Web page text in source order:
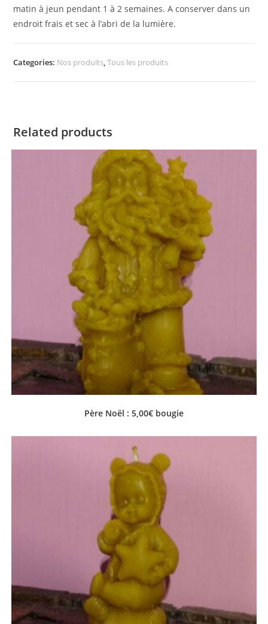
matin à jeun pendant 1 à 2 semaines. A conserver dans un
endroit frais et sec à l’abri de la lumière.
Categories: Nos produits ,Tous les produits
Related products
Père Noël : 5,00€ bougie